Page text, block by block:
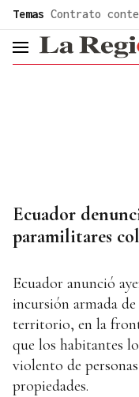
Temas Contrato
header.menu.open
Ecuador
paramilitares
Ecuador anunció
incursión armada
territorio, en la
que los habitantes
violento de
propiedades.